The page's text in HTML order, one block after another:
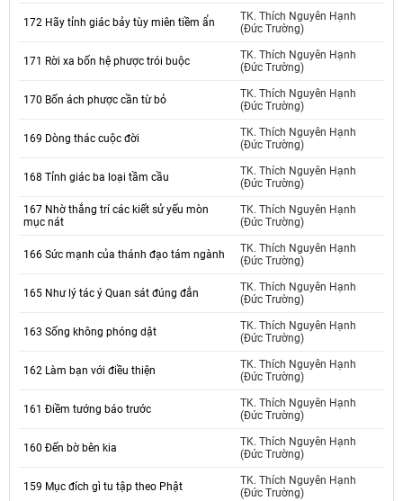
172 Hãy tỉnh giác bảy tùy miên tiềm ẩn
TK. Thích Nguyên Hạnh
(Đức Trường)
171 Rời xa bốn hệ phược trói buộc
TK. Thích Nguyên Hạnh
(Đức Trường)
170 Bốn ách phược cần từ bỏ
TK. Thích Nguyên Hạnh
(Đức Trường)
169 Dòng thác cuộc đời
TK. Thích Nguyên Hạnh
(Đức Trường)
168 Tỉnh giác ba loại tầm cầu
TK. Thích Nguyên Hạnh
(Đức Trường)
167 Nhờ thắng trí các kiết sử yếu mòn
mục nát
TK. Thích Nguyên Hạnh
(Đức Trường)
166 Sức mạnh của thánh đạo tám ngành
TK. Thích Nguyên Hạnh
(Đức Trường)
165 Như lý tác ý Quan sát đúng đắn
TK. Thích Nguyên Hạnh
(Đức Trường)
163 Sống không phóng dật
TK. Thích Nguyên Hạnh
(Đức Trường)
162 Làm bạn với điều thiện
TK. Thích Nguyên Hạnh
(Đức Trường)
161 Điềm tướng báo trước
TK. Thích Nguyên Hạnh
(Đức Trường)
160 Đến bờ bên kia
TK. Thích Nguyên Hạnh
(Đức Trường)
159 Mục đích gì tu tập theo Phật
TK. Thích Nguyên Hạnh
(Đức Trường)